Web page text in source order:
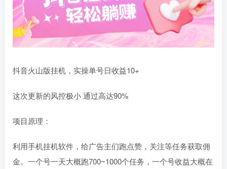
抖音火山版挂机，实操单号日收益10+
这次更新的风控极小 通过高达90%
项目原理：
利用手机挂机软件，给广告主们跑点赞，关注等任务获取佣
金。一个号一天大概跑700~1000个任务，一个号收益大概在